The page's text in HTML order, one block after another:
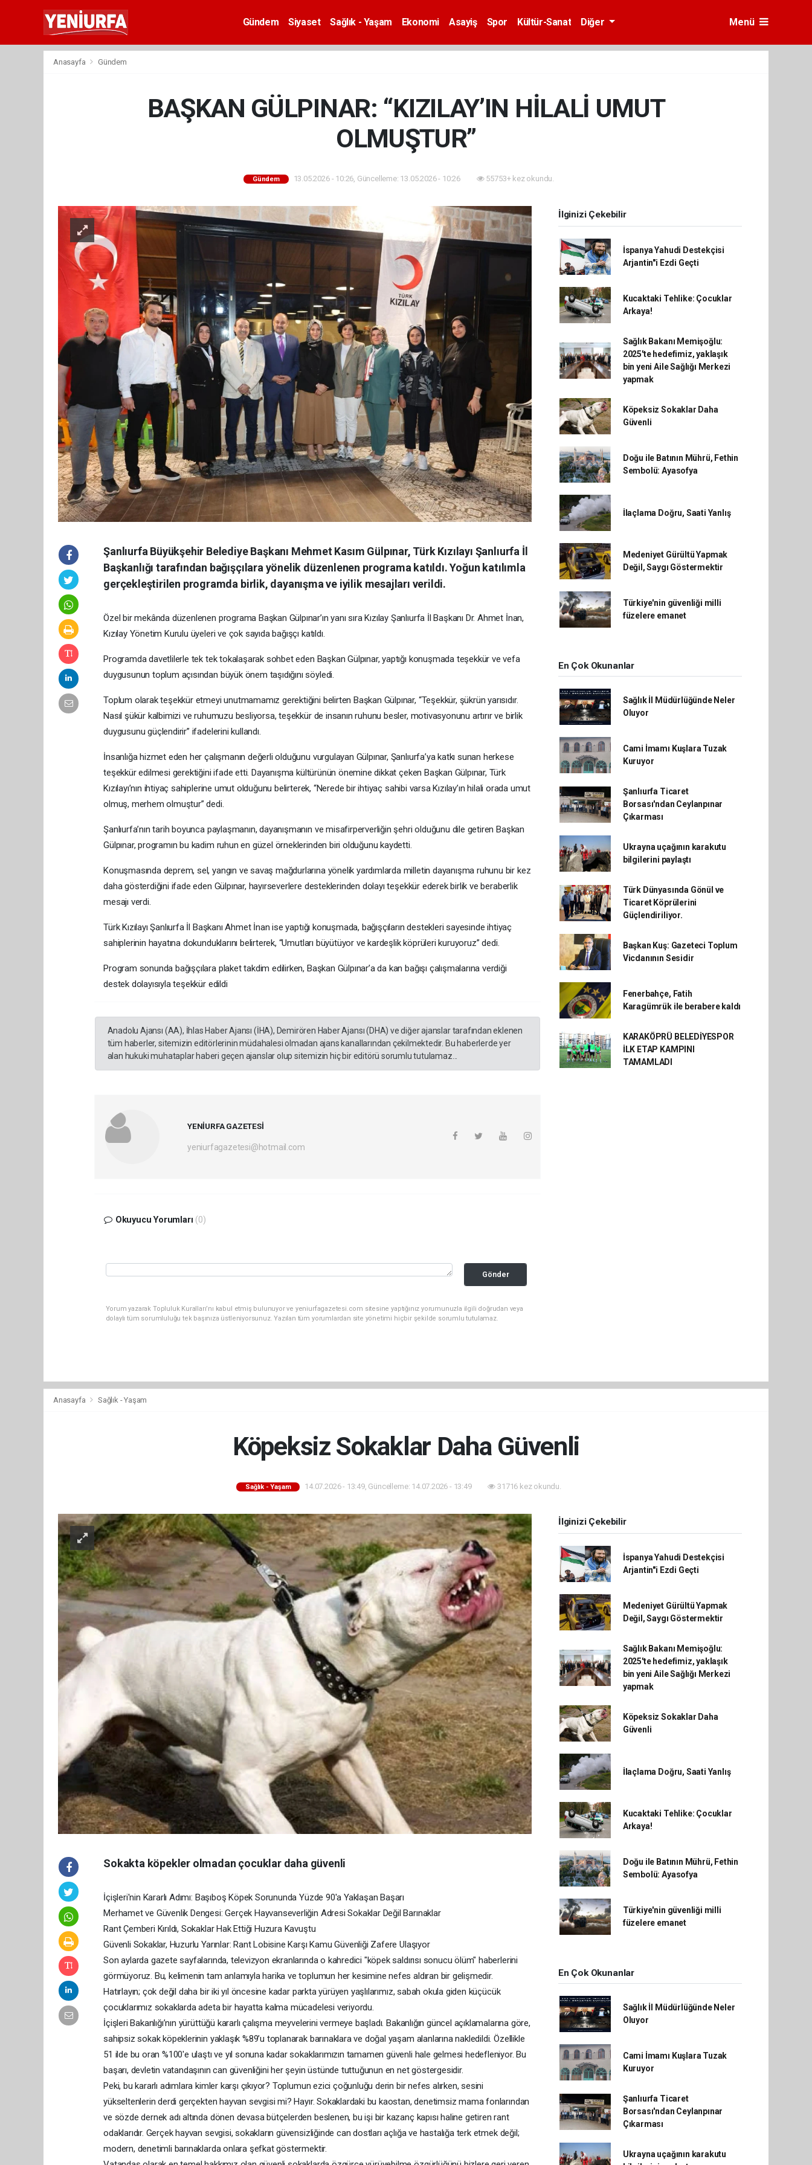
Gündem Siyaset Sağlık - Yaşam Ekonomi Asayiş Spor Kültür-Sanat Diğer Menü
Anasayfa Gündem
BAŞKAN GÜLPINAR: “KIZILAY’IN HİLALİ UMUT
OLMUŞTUR”
Gündem 13.05.2026 - 10:26, Güncelleme: 13.05.2026 - 10:26 55753+ kez okundu.
Şanlıurfa Büyükşehir Belediye Başkanı Mehmet Kasım Gülpınar, Türk Kızılayı Şanlıurfa İl
Başkanlığı tarafından bağışçılara yönelik düzenlenen programa katıldı. Yoğun katılımla
gerçekleştirilen programda birlik, dayanışma ve iyilik mesajları verildi.
Özel bir mekânda düzenlenen programa Başkan Gülpınar’ın yanı sıra Kızılay Şanlıurfa İl Başkanı Dr. Ahmet İnan,
Kızılay Yönetim Kurulu üyeleri ve çok sayıda bağışçı katıldı.
Programda davetlilerle tek tek tokalaşarak sohbet eden Başkan Gülpınar, yaptığı konuşmada teşekkür ve vefa
duygusunun toplum açısından büyük önem taşıdığını söyledi.
Toplum olarak teşekkür etmeyi unutmamamız gerektiğini belirten Başkan Gülpınar, “Teşekkür, şükrün yarısıdır.
Nasıl şükür kalbimizi ve ruhumuzu besliyorsa, teşekkür de insanın ruhunu besler, motivasyonunu artırır ve birlik
duygusunu güçlendirir” ifadelerini kullandı.
İnsanlığa hizmet eden her çalışmanın değerli olduğunu vurgulayan Gülpınar, Şanlıurfa’ya katkı sunan herkese
teşekkür edilmesi gerektiğini ifade etti. Dayanışma kültürünün önemine dikkat çeken Başkan Gülpınar, Türk
Kızılayı’nın ihtiyaç sahiplerine umut olduğunu belirterek, “Nerede bir ihtiyaç sahibi varsa Kızılay’ın hilali orada umut
olmuş, merhem olmuştur” dedi.
Şanlıurfa’nın tarih boyunca paylaşmanın, dayanışmanın ve misafirperverliğin şehri olduğunu dile getiren Başkan
Gülpınar, programın bu kadim ruhun en güzel örneklerinden biri olduğunu kaydetti.
Konuşmasında deprem, sel, yangın ve savaş mağdurlarına yönelik yardımlarda milletin dayanışma ruhunu bir kez
daha gösterdiğini ifade eden Gülpınar, hayırseverlere desteklerinden dolayı teşekkür ederek birlik ve beraberlik
mesajı verdi.
Türk Kızılayı Şanlıurfa İl Başkanı Ahmet İnan ise yaptığı konuşmada, bağışçıların destekleri sayesinde ihtiyaç
sahiplerinin hayatına dokunduklarını belirterek, “Umutları büyütüyor ve kardeşlik köprüleri kuruyoruz” dedi.
Program sonunda bağışçılara plaket takdim edilirken, Başkan Gülpınar’a da kan bağışı çalışmalarına verdiği
destek dolayısıyla teşekkür edildi
Anadolu Ajansı (AA), İhlas Haber Ajansı (İHA), Demirören Haber Ajansı (DHA) ve diğer ajanslar tarafından eklenen
tüm haberler, sitemizin editörlerinin müdahalesi olmadan ajans kanallarından çekilmektedir. Bu haberlerde yer
alan hukuki muhataplar haberi geçen ajanslar olup sitemizin hiç bir editörü sorumlu tutulamaz...
YENİURFA GAZETESİ
yeniurfagazetesi@hotmail.com
Okuyucu Yorumları (0)
Gönder
Yorum yazarak Topluluk Kuralları’nı kabul etmiş bulunuyor ve yeniurfagazetesi.com sitesine yaptığınız yorumunuzla ilgili doğrudan veya
dolaylı tüm sorumluluğu tek başınıza üstleniyorsunuz. Yazılan tüm yorumlardan site yönetimi hiçbir şekilde sorumlu tutulamaz.
İlginizi Çekebilir
İspanya Yahudi Destekçisi
Arjantin"i Ezdi Geçti
Kucaktaki Tehlike: Çocuklar
Arkaya!
Sağlık Bakanı Memişoğlu:
2025'te hedefimiz, yaklaşık
bin yeni Aile Sağlığı Merkezi
yapmak
Köpeksiz Sokaklar Daha
Güvenli
Doğu ile Batının Mührü, Fethin
Sembolü: Ayasofya
İlaçlama Doğru, Saati Yanlış
Medeniyet Gürültü Yapmak
Değil, Saygı Göstermektir
Türkiye'nin güvenliği milli
füzelere emanet
En Çok Okunanlar
Sağlık İl Müdürlüğünde Neler
Oluyor
Cami İmamı Kuşlara Tuzak
Kuruyor
Şanlıurfa Ticaret
Borsası'ndan Ceylanpınar
Çıkarması
Ukrayna uçağının karakutu
bilgilerini paylaştı
Türk Dünyasında Gönül ve
Ticaret Köprülerini
Güçlendiriliyor.
Başkan Kuş: Gazeteci Toplum
Vicdanının Sesidir
Fenerbahçe, Fatih
Karagümrük ile berabere kaldı
KARAKÖPRÜ BELEDİYESPOR
İLK ETAP KAMPINI
TAMAMLADI
Anasayfa Sağlık - Yaşam
Köpeksiz Sokaklar Daha Güvenli
Sağlık - Yaşam 14.07.2026 - 13:49, Güncelleme: 14.07.2026 - 13:49 31716 kez okundu.
Sokakta köpekler olmadan çocuklar daha güvenli
İçişleri'nin Kararlı Adımı: Başıboş Köpek Sorununda Yüzde 90'a Yaklaşan Başarı
Merhamet ve Güvenlik Dengesi: Gerçek Hayvanseverliğin Adresi Sokaklar Değil Barınaklar
Rant Çemberi Kırıldı, Sokaklar Hak Ettiği Huzura Kavuştu
Güvenli Sokaklar, Huzurlu Yarınlar: Rant Lobisine Karşı Kamu Güvenliği Zafere Ulaşıyor
Son aylarda gazete sayfalarında, televizyon ekranlarında o kahredici "köpek saldırısı sonucu ölüm" haberlerini
görmüyoruz. Bu, kelimenin tam anlamıyla harika ve toplumun her kesimine nefes aldıran bir gelişmedir.
Hatırlayın; çok değil daha bir iki yıl öncesine kadar parkta yürüyen yaşlılarımız, sabah okula giden küçücük
çocuklarımız sokaklarda adeta bir hayatta kalma mücadelesi veriyordu.
İçişleri Bakanlığı’nın yürüttüğü kararlı çalışma meyvelerini vermeye başladı. Bakanlığın güncel açıklamalarına göre,
sahipsiz sokak köpeklerinin yaklaşık %89’u toplanarak barınaklara ve doğal yaşam alanlarına nakledildi. Özellikle
51 ilde bu oran %100'e ulaştı ve yıl sonuna kadar sokaklarımızın tamamen güvenli hale gelmesi hedefleniyor. Bu
başarı, devletin vatandaşının can güvenliğini her şeyin üstünde tuttuğunun en net göstergesidir.
Peki, bu kararlı adımlara kimler karşı çıkıyor? Toplumun ezici çoğunluğu derin bir nefes alırken, sesini
yükseltenlerin derdi gerçekten hayvan sevgisi mi? Hayır. Sokaklardaki bu kaostan, denetimsiz mama fonlarından
ve sözde dernek adı altında dönen devasa bütçelerden beslenen, bu işi bir kazanç kapısı haline getiren rant
odaklarıdır. Gerçek hayvan sevgisi, sokakların güvensizliğinde can dostları açlığa ve hastalığa terk etmek değil;
modern, denetimli barınaklarda onlara şefkat göstermektir.
İlginizi Çekebilir
İspanya Yahudi Destekçisi
Arjantin"i Ezdi Geçti
Medeniyet Gürültü Yapmak
Değil, Saygı Göstermektir
Sağlık Bakanı Memişoğlu:
2025'te hedefimiz, yaklaşık
bin yeni Aile Sağlığı Merkezi
yapmak
Köpeksiz Sokaklar Daha
Güvenli
İlaçlama Doğru, Saati Yanlış
Kucaktaki Tehlike: Çocuklar
Arkaya!
Doğu ile Batının Mührü, Fethin
Sembolü: Ayasofya
Türkiye'nin güvenliği milli
füzelere emanet
En Çok Okunanlar
Sağlık İl Müdürlüğünde Neler
Oluyor
Cami İmamı Kuşlara Tuzak
Kuruyor
Şanlıurfa Ticaret
Borsası'ndan Ceylanpınar
Çıkarması
Ukrayna uçağının karakutu